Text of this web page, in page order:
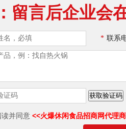
留言后企业会
* 联系
读并同意 <<火爆休闲食品招商网代理